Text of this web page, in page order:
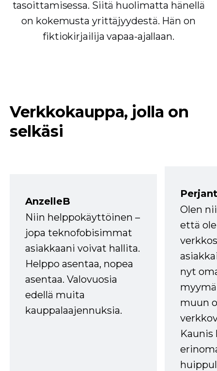
tasoittamisessa. Siitä huolimatta hänellä
on kokemusta yrittäjyydestä. Hän on
fiktiokirjailija vapaa-ajallaan.
Verkkokauppa, jolla on
selkäsi
AnzelleB
Niin helppokäyttöinen –
jopa teknofobisimmat
asiakkaani voivat hallita.
Helppo asentaa, nopea
asentaa. Valovuosia
edellä muita
kauppalaajennuksia.
Olen
että
nyt
muun
Kaunis